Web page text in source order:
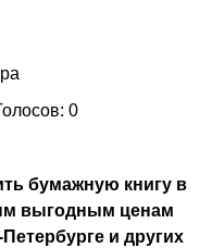
0
бумажную книгу в
выгодным ценам
и других